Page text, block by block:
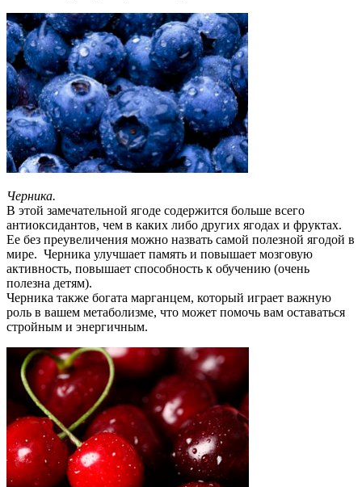
Черника.
В этой замечательной ягоде содержится больше всего
антиоксидантов, чем в каких либо других ягодах и фруктах.
Ее без преувеличения можно назвать самой полезной ягодой в
мире. Черника улучшает память и повышает мозговую
активность, повышает способность к обучению (очень
полезна детям).
Черника также богата марганцем, который играет важную
роль в вашем метаболизме, что может помочь вам оставаться
стройным и энергичным.